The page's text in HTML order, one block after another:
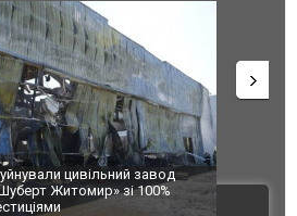
цивільний завод
Житомир» зі 100%
В Одесі та
ВІДЕО